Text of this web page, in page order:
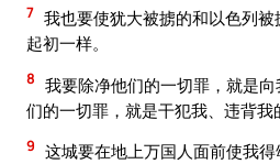
7 我也要使犹大被掳的和以色列
起初一样。
8 我要除净他们的一切罪，就是
们的一切罪，就是干犯我、违背我
9 这城要在地上万国人面前使我